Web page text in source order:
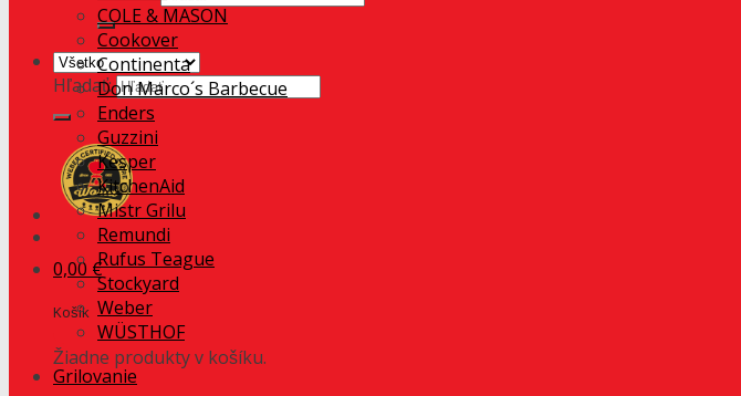
Hľadať:
0,00 €
Košík
Žiadne produkty v košíku.
COLE & MASON
Cookover
Continenta
Don Marco´s Barbecue
Enders
Guzzini
Kesper
KitchenAid
Mistr Grilu
Remundi
Rufus Teague
Stockyard
Weber
WÜSTHOF
Grilovanie